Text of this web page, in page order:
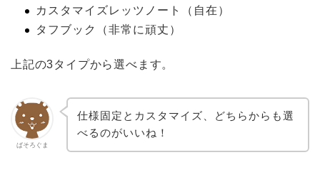
カスタマイズレッツノート（自在）
タフブック（非常に頑丈）
上記の3タイプから選べます。
ぱそろぐま
仕様固定とカスタマイズ、どちらからも選
べるのがいいね！